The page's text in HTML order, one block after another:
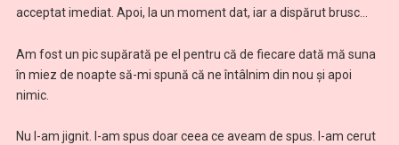
acceptat imediat. Apoi, la un moment dat, iar a dispărut brusc…
Am fost un pic supărată pe el pentru că de fiecare dată mă suna
în miez de noapte să-mi spună că ne întâlnim din nou și apoi
nimic.
Nu l-am jignit. I-am spus doar ceea ce aveam de spus. I-am cerut